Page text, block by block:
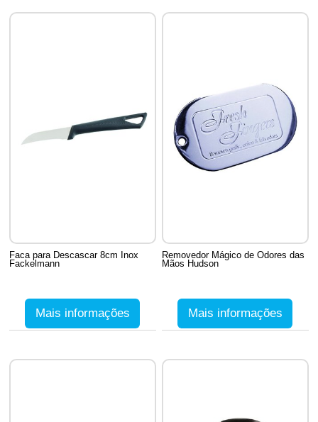
Faca para Descascar 8cm Inox
Fackelmann
Mais informações
Removedor Mágico de Odores das
Mãos Hudson
Mais informações